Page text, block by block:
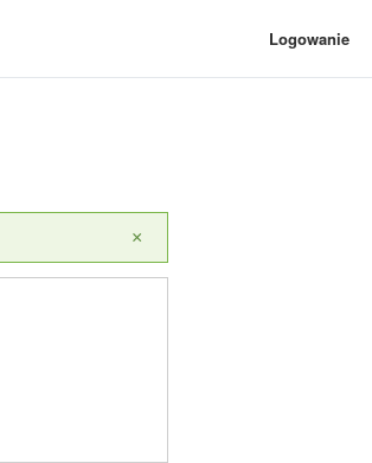
Logowanie
×